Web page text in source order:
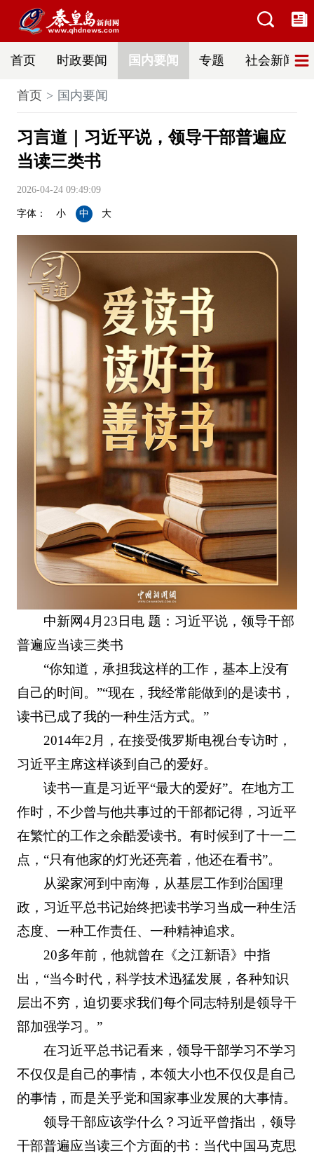
首页 时政要闻 国内要闻 专题 社会新闻
首页 国内要闻
习言道｜习近平说，领导干部普遍应
当读三类书
2026-04-24 09:49:09
字体： 小 中 大
中新网4月23日电 题：习近平说，领导干部
普遍应当读三类书
“你知道，承担我这样的工作，基本上没有
自己的时间。”“现在，我经常能做到的是读书，
读书已成了我的一种生活方式。”
2014年2月，在接受俄罗斯电视台专访时，
习近平主席这样谈到自己的爱好。
读书一直是习近平“最大的爱好”。在地方工
作时，不少曾与他共事过的干部都记得，习近平
在繁忙的工作之余酷爱读书。有时候到了十一二
点，“只有他家的灯光还亮着，他还在看书”。
从梁家河到中南海，从基层工作到治国理
政，习近平总书记始终把读书学习当成一种生活
态度、一种工作责任、一种精神追求。
20多年前，他就曾在《之江新语》中指
出，“当今时代，科学技术迅猛发展，各种知识
层出不穷，迫切要求我们每个同志特别是领导干
部加强学习。”
在习近平总书记看来，领导干部学习不学习
不仅仅是自己的事情，本领大小也不仅仅是自己
的事情，而是关乎党和国家事业发展的大事情。
领导干部应该学什么？习近平曾指出，领导
干部普遍应当读三个方面的书：当代中国马克思